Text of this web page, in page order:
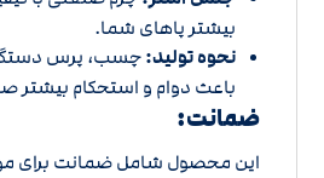
بیشتر پاهای شما.
نحوه تولید:چسب، پرس
باعث دوام و استحکام
ضمانت:
این محصول شامل ضمانت برای